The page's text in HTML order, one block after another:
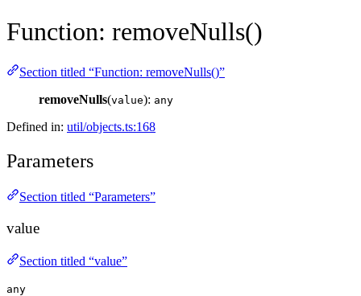
Function: removeNulls()
Section titled “Function: removeNulls()”
removeNulls(value): any
Defined in: util/objects.ts:168
Parameters
Section titled “Parameters”
value
Section titled “value”
any